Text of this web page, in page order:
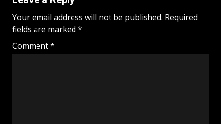
Your email address will not be published. Required
fields are marked *
Comment*